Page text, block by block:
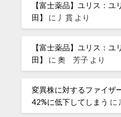
【富士薬品】ユリス：
田】
に 丿貫 より
【富士薬品】ユリス：
田】
に奧 芳子 より
変異株に対するファイザ
42%に低下してしまう に